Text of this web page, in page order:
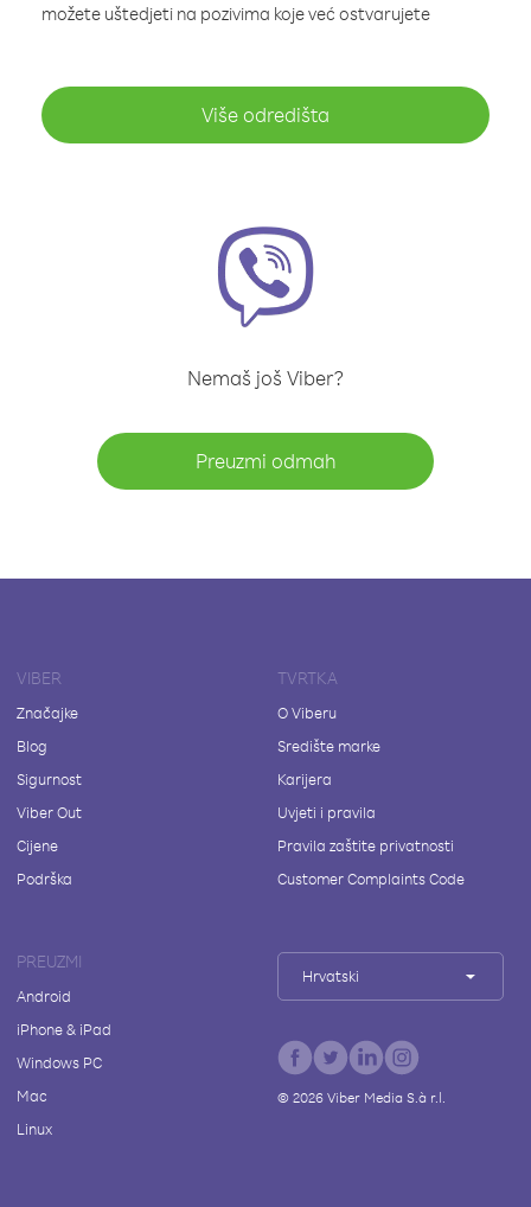
možete uštedjeti na pozivima koje već ostvarujete
Više odredišta
Nemaš još Viber?
Preuzmi odmah
VIBER
Značajke
Blog
Sigurnost
Viber Out
Cijene
Podrška
TVRTKA
O Viberu
Središte marke
Karijera
Uvjeti i pravila
Pravila zaštite privatnosti
Customer Complaints Code
PREUZMI
Android
iPhone & iPad
Windows PC
Mac
Linux
Hrvatski
© 2026Viber Media S.à r.l.